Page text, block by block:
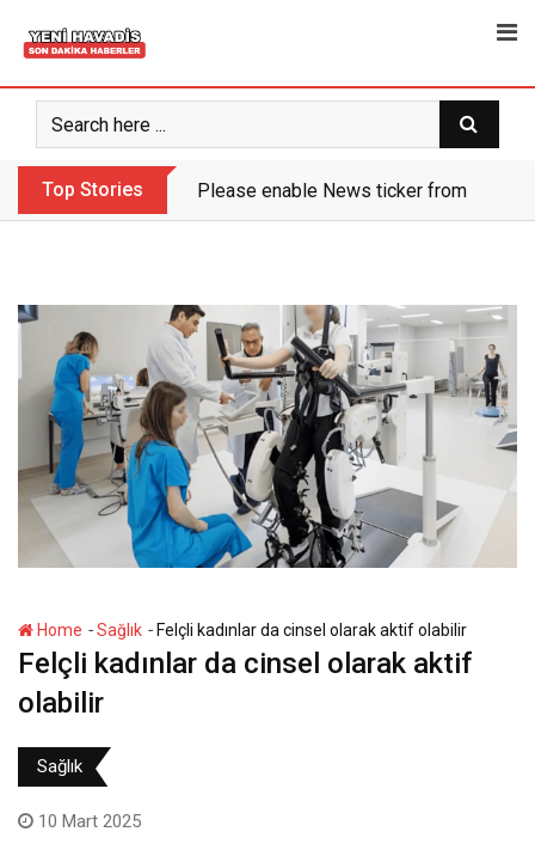
Top Stories Please enable News ticker from the
Home -Sağlık -Felçli kadınlar da cinsel olarak aktif olabilir
Felçli kadınlar da cinsel olarak aktif
olabilir
Sağlık
10 Mart 2025